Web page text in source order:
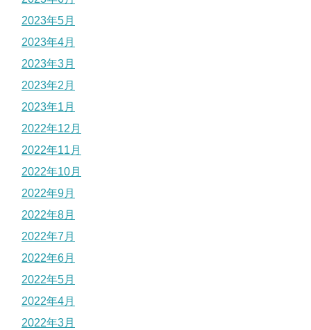
2023年5月
2023年4月
2023年3月
2023年2月
2023年1月
2022年12月
2022年11月
2022年10月
2022年9月
2022年8月
2022年7月
2022年6月
2022年5月
2022年4月
2022年3月